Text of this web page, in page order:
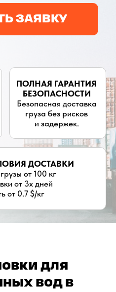
доставка
без рисков
для
вод в